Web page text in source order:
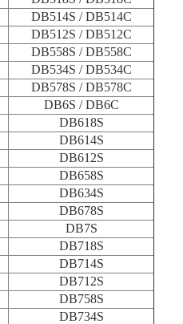
DB514S / DB514C
DB512S / DB512C
DB558S / DB558C
DB534S / DB534C
DB578S / DB578C
DB6S / DB6C
DB618S
DB614S
DB612S
DB658S
DB634S
DB678S
DB7S
DB718S
DB714S
DB712S
DB758S
DB734S